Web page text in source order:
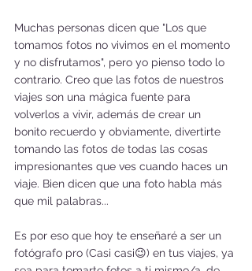
Muchas personas dicen que "Los que
tomamos fotos no vivimos en el momento
y no disfrutamos", pero yo pienso todo lo
contrario. Creo que las fotos de nuestros
viajes son una mágica fuente para
volverlos a vivir, además de crear un
bonito recuerdo y obviamente, divertirte
tomando las fotos de todas las cosas
impresionantes que ves cuando haces un
viaje. Bien dicen que una foto habla más
que mil palabras...
Es por eso que hoy te enseñaré a ser un
fotógrafo pro (Casi casi😉) en tus viajes, ya